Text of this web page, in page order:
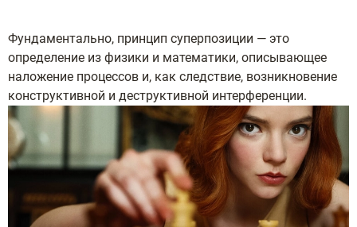
Фундаментально, принцип суперпозиции — это
определение из физики и математики, описывающее
наложение процессов и, как следствие, возникновение
конструктивной и деструктивной интерференции.